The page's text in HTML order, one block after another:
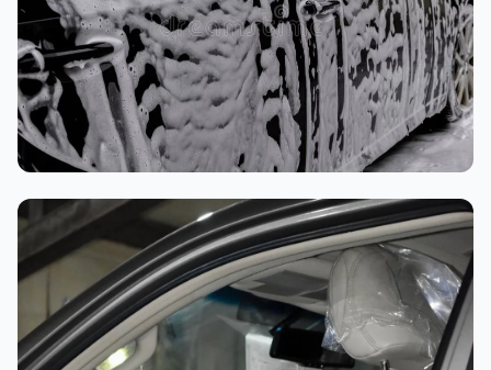
غسيل رغوي